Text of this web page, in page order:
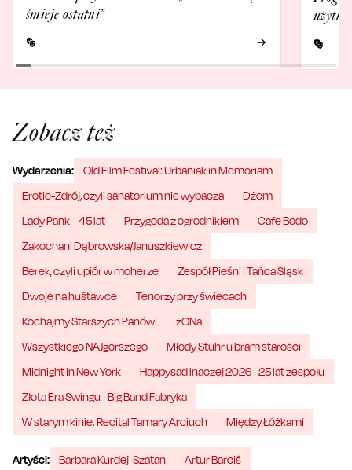
śmieje ostatni”
Zobacz też
Wydarzenia:
Old Film Festival: Urbaniak in Memoriam
Erotic-Zdrój, czyli sanatorium nie wybacza
Dżem
Lady Pank – 45 lat
Przygoda z ogrodnikiem
Cafe Bodo
Zakochani Dąbrowska/Januszkiewicz
Berek, czyli upiór w moherze
Zespół Pieśni i Tańca Śląsk
Dwoje na huśtawce
Tenorzy przy świecach
Kochajmy Starszych Panów!
żONa
Wszystkiego NAJgorszego
Młody Stuhr u bram starości
Midnight in New York
Happysad Inaczej 2026 - 25 lat zespołu
Złota Era Swingu - Big Band Fabryka
W starym kinie. Recital Tamary Arciuch
Między Łóżkami
Artyści: Barbara Kurdej-Szatan Artur Barciś